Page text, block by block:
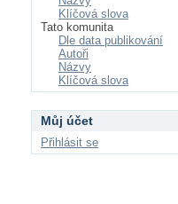
Klíčová slova
Tato komunita
Dle data publikování
Autoři
Názvy
Klíčová slova
Můj účet
Přihlásit se